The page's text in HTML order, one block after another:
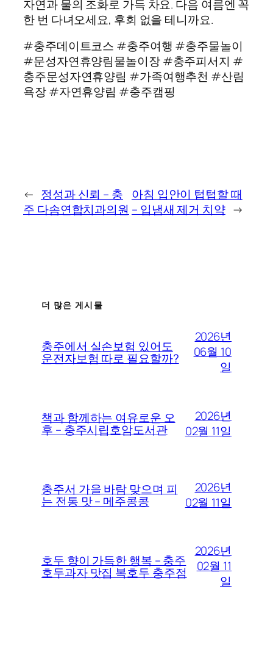
자연과 물의 조화로 가득 차요. 다음 여름엔 꼭
한 번 다녀오세요, 후회 없을 테니까요.
#충주데이트코스 #충주여행 #충주물놀이
#문성자연휴양림물놀이장 #충주피서지 #
충주문성자연휴양림 #가족여행추천 #산림
욕장 #자연휴양림 #충주캠핑
← 정성과 신뢰 – 충
주 다솜연합치과의원
아침 입안이 텁텁할 때
– 입냄새 제거 치약 →
더 많은 게시물
충주에서 실손보험 있어도
운전자보험 따로 필요할까?
2026년
06월 10
일
책과 함께하는 여유로운 오
후 – 충주시립호암도서관
2026년
02월 11일
충주서 가을 바람 맞으며 피
는 전통 맛 – 메주콩콩
2026년
02월 11일
호두 향이 가득한 행복 – 충주
호두과자 맛집 복호두 충주점
2026년
02월 11
일